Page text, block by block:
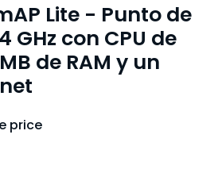
Lite - Punto de
GHz con CPU de
de RAM y un
price